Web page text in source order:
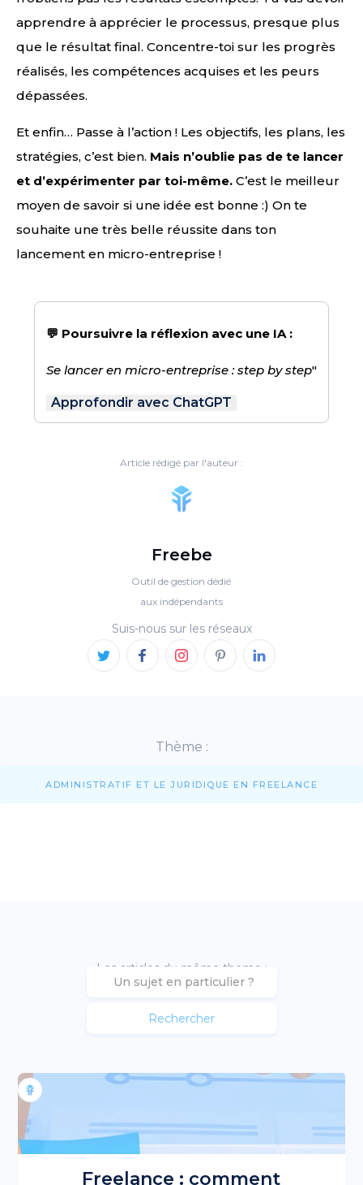
apprendre à apprécier le processus, presque plus
que le résultat final. Concentre-toi sur les progrès
réalisés, les compétences acquises et les peurs
dépassées.
Et enfin… Passe à l’action ! Les objectifs, les plans, les
stratégies, c’est bien. Mais n’oublie pas de te lancer
et d’expérimenter par toi-même. C’est le meilleur
moyen de savoir si une idée est bonne :) On te
souhaite une très belle réussite dans ton
lancement en micro-entreprise !
💬 Poursuivre la réflexion avec une IA :
Se lancer en micro-entreprise : step by step"
Approfondir avec ChatGPT
Article rédigé par l'auteur :
Freebe
Outil de gestion dédié
aux indépendants
Suis-nous sur les réseaux
Thème :
ADMINISTRATIF ET LE JURIDIQUE EN FREELANCE
Les articles du même theme :
Freelance : comment